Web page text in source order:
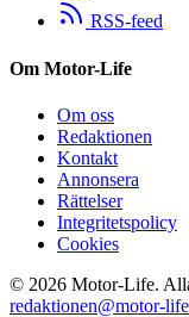
RSS-feed
Om Motor-Life
Om oss
Redaktionen
Kontakt
Annonsera
Rättelser
Integritetspolicy
Cookies
© 2026 Motor-Life.
redaktionen@motor-